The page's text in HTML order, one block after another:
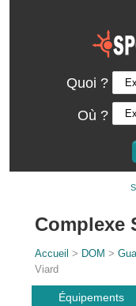
Quoi ?
Où ?
Complexe
Accueil > DOM >
Viard
Équipements